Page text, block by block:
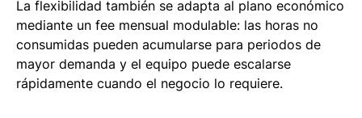
La flexibilidad también se adapta al plano económico
mediante un fee mensual modulable: las horas no
consumidas pueden acumularse para periodos de
mayor demanda y el equipo puede escalarse
rápidamente cuando el negocio lo requiere.